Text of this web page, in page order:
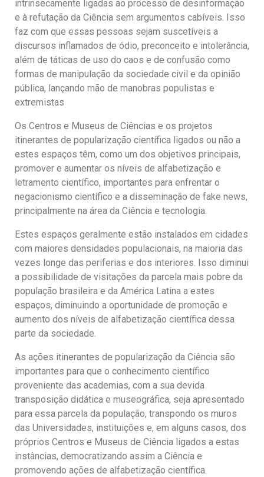
intrinsecamente ligadas ao processo de desinformação
e à refutação da Ciência sem argumentos cabíveis. Isso
faz com que essas pessoas sejam suscetíveis a
discursos inflamados de ódio, preconceito e intolerância,
além de táticas de uso do caos e de confusão como
formas de manipulação da sociedade civil e da opinião
pública, lançando mão de manobras populistas e
extremistas
Os Centros e Museus de Ciências e os projetos
itinerantes de popularização científica ligados ou não a
estes espaços têm, como um dos objetivos principais,
promover e aumentar os níveis de alfabetização e
letramento científico, importantes para enfrentar o
negacionismo científico e a disseminação de fake news,
principalmente na área da Ciência e tecnologia.
Estes espaços geralmente estão instalados em cidades
com maiores densidades populacionais, na maioria das
vezes longe das periferias e dos interiores. Isso diminui
a possibilidade de visitações da parcela mais pobre da
população brasileira e da América Latina a estes
espaços, diminuindo a oportunidade de promoção e
aumento dos níveis de alfabetização científica dessa
parte da sociedade.
As ações itinerantes de popularização da Ciência são
importantes para que o conhecimento científico
proveniente das academias, com a sua devida
transposição didática e museográfica, seja apresentado
para essa parcela da população, transpondo os muros
das Universidades, instituições e, em alguns casos, dos
próprios Centros e Museus de Ciência ligados a estas
instâncias, democratizando assim a Ciência e
promovendo ações de alfabetização científica.